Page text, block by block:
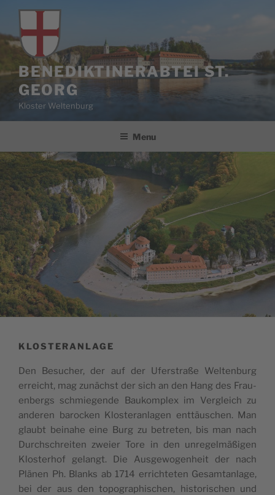
content
BENEDIKTINERABTEI ST.
GEORG
Kloster Weltenburg
Menu
KLOSTERANLAGE
Den Besuc­her, der auf der Ufer­s­tra­ße Wel­ten­burg
erre­ic­ht, mag zunäc­hst der sich an den Hang des Fra­u­
en­bergs schmi­e­g­ende Bau­kom­plex im Ver­gle­ich zu
ande­ren baroc­ken Klo­s­te­ran­la­gen ent­täu­sc­hen. Man
gla­ubt bei­na­he eine Burg zu betre­ten, bis man nach
Durc­hsc­hre­i­ten zwe­i­er Tore in den unre­gel­mäßi­gen
Klo­s­ter­hof gelangt. Die Aus­ge­wo­gen­he­it der nach
Plänen Ph. Blanks ab 1714 erric­hte­ten Gesam­tan­la­ge,
bei der aus den topo­grap­hi­sc­hen, his­to­ri­sc­hen und